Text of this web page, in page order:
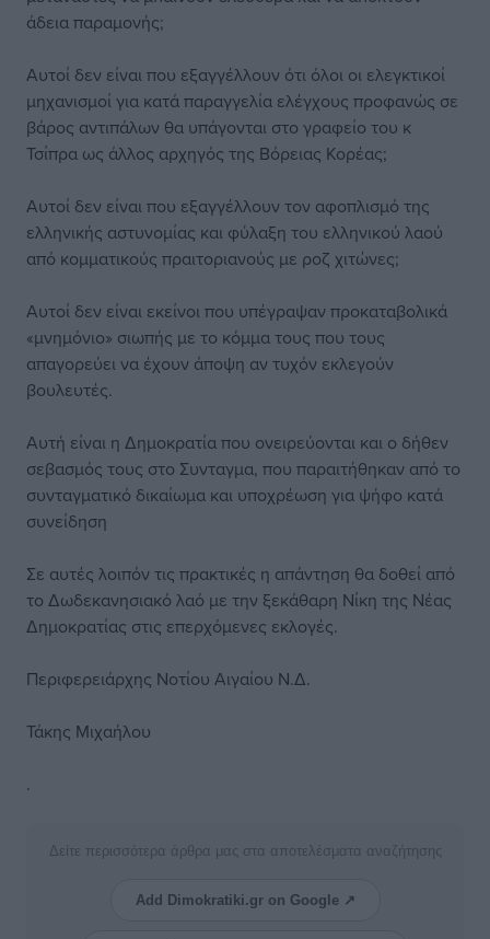
άδεια παραμονής;
Αυτοί δεν είναι που εξαγγέλλουν ότι όλοι οι ελεγκτικοί
μηχανισμοί για κατά παραγγελία ελέγχους προφανώς σε
βάρος αντιπάλων θα υπάγονται στο γραφείο του κ
Τσίπρα ως άλλος αρχηγός της Βόρειας Κορέας;
Αυτοί δεν είναι που εξαγγέλλουν τον αφοπλισμό της
ελληνικής αστυνομίας και φύλαξη του ελληνικού λαού
από κομματικούς πραιτοριανούς με ροζ χιτώνες;
Αυτοί δεν είναι εκείνοι που υπέγραψαν προκαταβολικά
«μνημόνιο» σιωπής με το κόμμα τους που τους
απαγορεύει να έχουν άποψη αν τυχόν εκλεγούν
βουλευτές.
Αυτή είναι η Δημοκρατία που ονειρεύονται και ο δήθεν
σεβασμός τους στο Συνταγμα, που παραιτήθηκαν από το
συνταγματικό δικαίωμα και υποχρέωση για ψήφο κατά
συνείδηση
Σε αυτές λοιπόν τις πρακτικές η απάντηση θα δοθεί από
το Δωδεκανησιακό λαό με την ξεκάθαρη Νίκη της Νέας
Δημοκρατίας στις επερχόμενες εκλογές.
Περιφερειάρχης Νοτίου Αιγαίου Ν.Δ.
Τάκης Μιχαήλου
.
Δείτε περισσότερα άρθρα μας στα αποτελέσματα αναζήτησης
Add Dimokratiki.gr on Google ↗